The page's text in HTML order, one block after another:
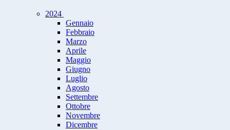
2024
Gennaio
Febbraio
Marzo
Aprile
Maggio
Giugno
Luglio
Agosto
Settembre
Ottobre
Novembre
Dicembre